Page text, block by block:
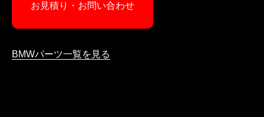
お見積り・お問い合わせ
BMWパーツ一覧を見る